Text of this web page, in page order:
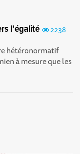
2238
l’égalité
hétéronormatif
à mesure que les